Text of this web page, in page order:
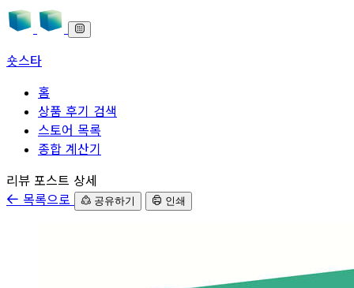
숏스타
홈
상품 후기 검색
스토어 목록
종합 계산기
본문으로 바로가기
리뷰 포스트 상세
목록으로
공유하기 인쇄